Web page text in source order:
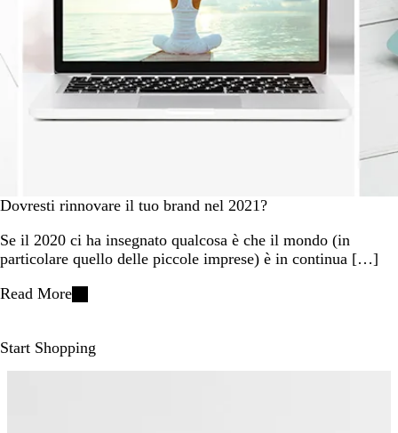
Dovresti rinnovare il tuo brand nel 2021?
Se il 2020 ci ha insegnato qualcosa è che il mondo (in
particolare quello delle piccole imprese) è in continua […]
Read More
Start Shopping